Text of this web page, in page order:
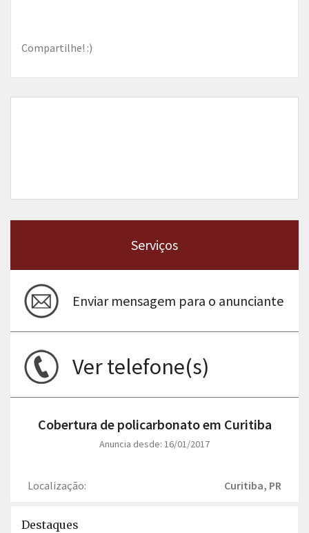
Compartilhe! :)
Serviços
Enviar mensagem para o anunciante
Ver telefone(s)
Cobertura de policarbonato em Curitiba
Anuncia desde: 16/01/2017
Localização: Curitiba, PR
Destaques